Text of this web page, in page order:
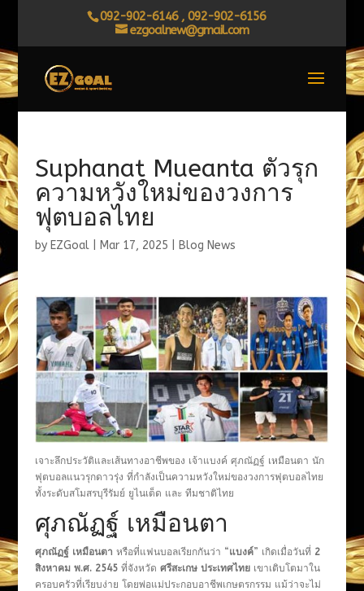
092-902-6146 , 092-902-6156
ezgoalnew@gmail.com
Suphanat Mueanta ตัวรุก
ความหวังใหม่ของวงการ
ฟุตบอลไทย
by EZGoal| Mar 17, 2025 Blog News
เจาะลึกประวัติและเส้นทางอาชีพของ เจ้าแบงค์ ศุภณัฏฐ์ เหมือนตา นัก
ฟุตบอลแนวรุกดาวรุ่ง ที่กำลังเป็นความหวังใหม่ของวงการฟุตบอลไทย
ทั้งระดับสโมสรบุรีรัมย์ ยูไนเต็ด และ ทีมชาติไทย
ศุภณัฏฐ์ เหมือนตา
ศุภณัฏฐ์ เหมือนตา หรือที่แฟนบอลเรียกกันว่า “แบงค์” เกิดเมื่อวันที่ 2
สิงหาคม พ.ศ. 2545ที่จังหวัด ศรีสะเกษ ประเทศไทยเขาเติบโตมาใน
ครอบครัวที่เรียบง่าย โดยพ่อแม่ประกอบอาชีพเกษตรกรรม แม้ว่าจะไม่